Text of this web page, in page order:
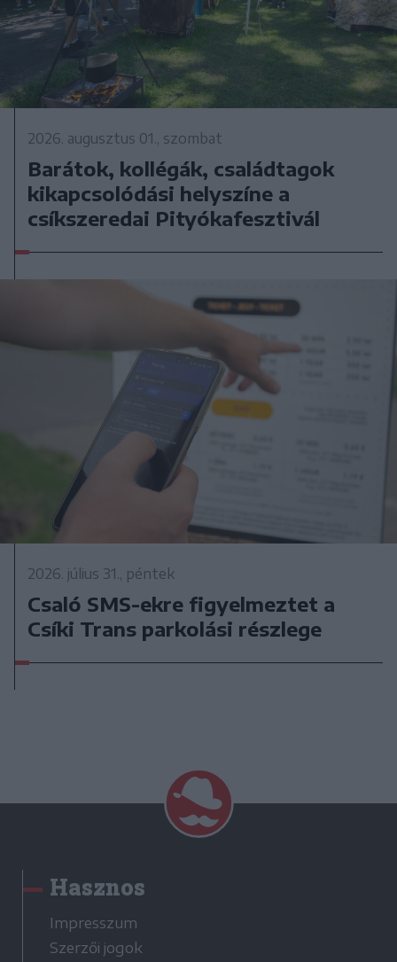
2026. augusztus 01., szombat
Barátok, kollégák, családtagok
kikapcsolódási helyszíne a
csíkszeredai Pityókafesztivál
2026. július 31., péntek
Csaló SMS-ekre figyelmeztet a
Csíki Trans parkolási részlege
Hasznos
Impresszum
Szerzői jogok